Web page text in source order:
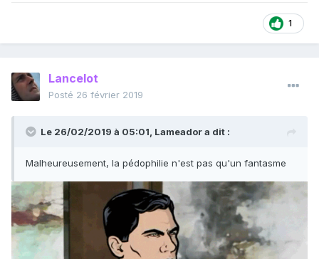
1
Lancelot
Posté 26 février 2019
Le 26/02/2019 à 05:01, Lameadora dit :
Malheureusement, la pédophilie n'est pas qu'un fantasme